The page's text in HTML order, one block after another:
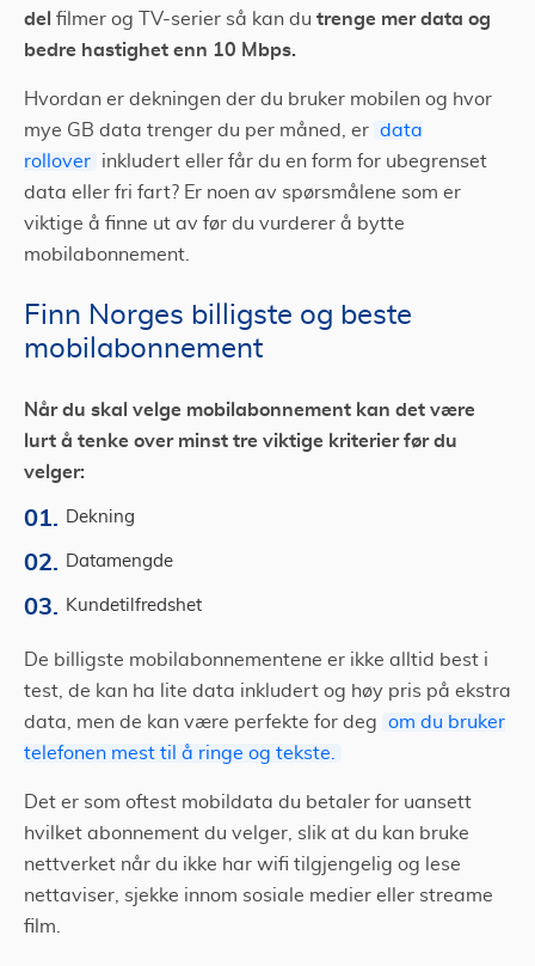
del filmer og TV-serier så kan du trenge mer data og
bedre hastighet enn 10 Mbps.
Hvordan er dekningen der du bruker mobilen og hvor
mye GB data trenger du per måned, er data
rollover
inkludert eller får du en form for ubegrenset
data eller fri fart? Er noen av spørsmålene som er
viktige å finne ut av før du vurderer å bytte
mobilabonnement.
Finn Norges billigste og beste
mobilabonnement
Når du skal velge mobilabonnement kan det være
lurt å tenke over minst tre viktige kriterier før du
velger:
Dekning
Datamengde
Kundetilfredshet
De billigste mobilabonnementene er ikke alltid best i
test, de kan ha lite data inkludert og høy pris på ekstra
data, men de kan være perfekte for deg
om du bruker
telefonen mest til å ringe og tekste.
Det er som oftest mobildata du betaler for uansett
hvilket abonnement du velger, slik at du kan bruke
nettverket når du ikke har wifi tilgjengelig og lese
nettaviser, sjekke innom sosiale medier eller streame
film.